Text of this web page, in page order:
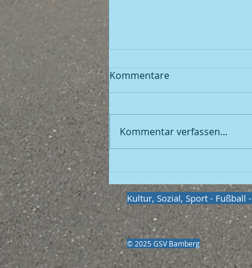
Fußball
Kommentare
Kommentar verfassen...
Kultur, Sozial, Sport - Fußball
© 2025 GSV Bamberg